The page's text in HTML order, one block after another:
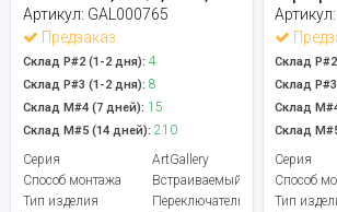
Артикул: GAL000765
Предзаказ
Склад Р#2 (1-2 дня): 4
Склад Р#3 (1-2 дня): 8
Склад М#4 (7 дней): 15
Склад М#5 (14 дней): 210
Серия
ArtGallery
Способ монтажа
Встраиваемый
Тип изделия
Переключатель
Артикул:
Склад
Склад
Склад
Склад
Серия
Способ
Тип